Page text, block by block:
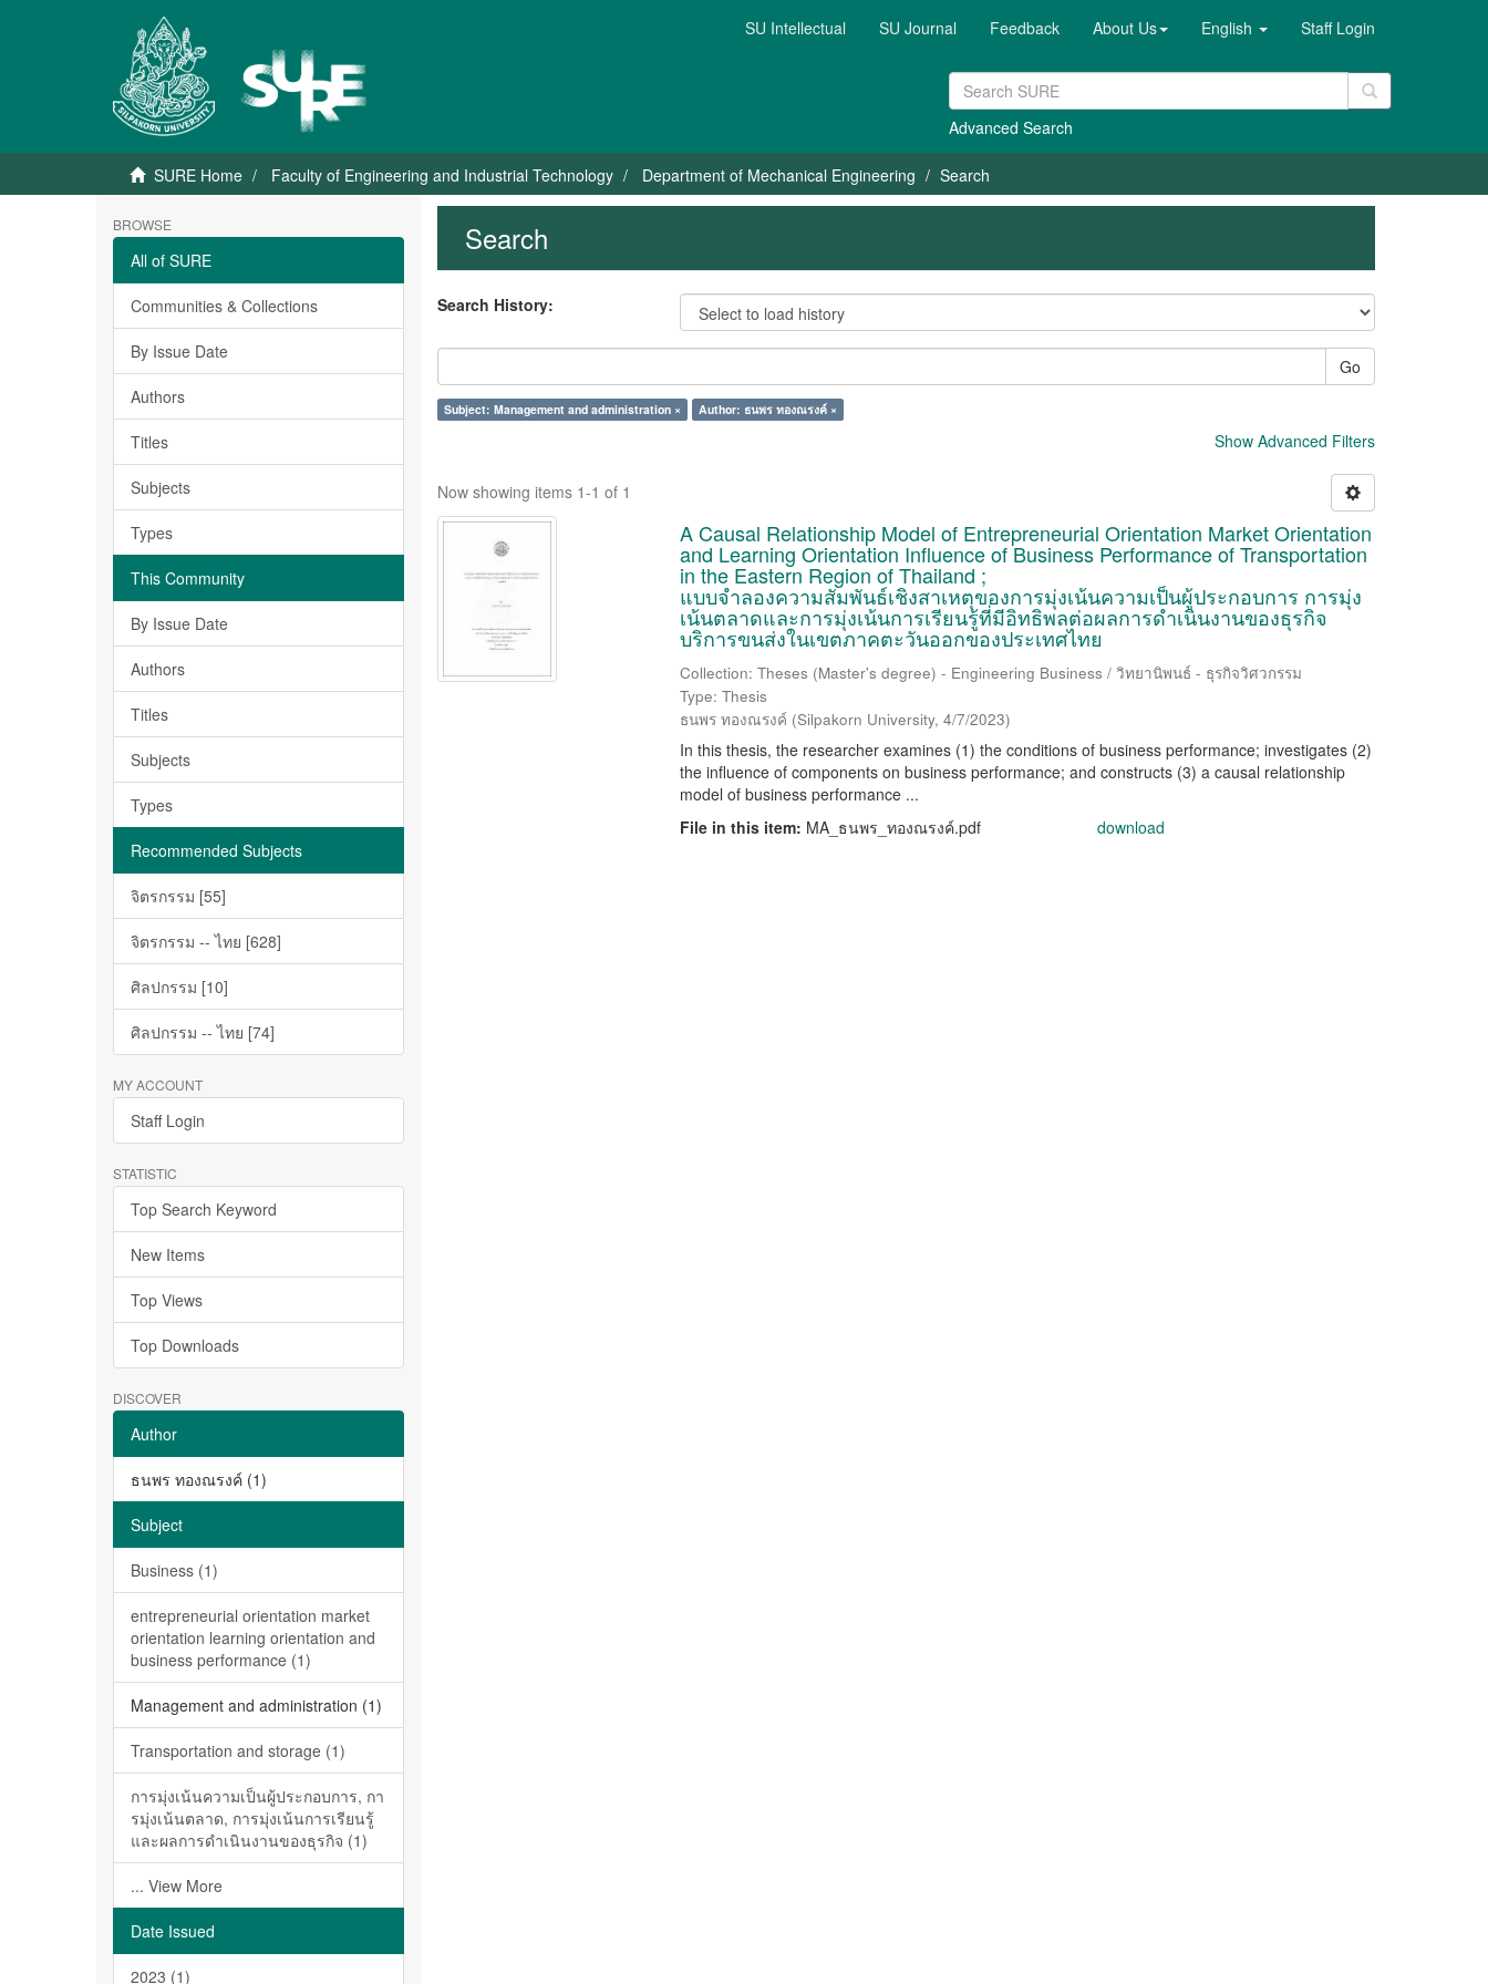
SU Intellectual SU Journal Feedback About Us English Staff Login
Advanced Search
SURE Home Faculty of Engineering and Industrial Technology Department of Mechanical Engineering Search
BROWSE
All of SURE
Communities & Collections
By Issue Date
Authors
Titles
Subjects
Types
This Community
By Issue Date
Authors
Titles
Subjects
Types
Recommended Subjects
จิตรกรรม [55]
จิตรกรรม -- ไทย [628]
ศิลปกรรม [10]
ศิลปกรรม -- ไทย [74]
MY ACCOUNT
Staff Login
STATISTIC
Top Search Keyword
New Items
Top Views
Top Downloads
DISCOVER
Author
ธนพร ทองณรงค์ (1)
Subject
Business (1)
entrepreneurial orientation market
orientation learning orientation and
business performance (1)
Management and administration (1)
Transportation and storage (1)
การมุ่งเน้นความเป็นผู้ประกอบการ, กา
รมุ่งเน้นตลาด, การมุ่งเน้นการเรียนรู้
และผลการดำเนินงานของธุรกิจ (1)
... View More
Date Issued
2023 (1)
Search
Search History:
Go
Subject: Management and administration × Author: ธนพร ทองณรงค์ ×
Show Advanced Filters
Now showing items 1-1 of 1
A Causal Relationship Model of Entrepreneurial Orientation Market Orientation
and Learning Orientation Influence of Business Performance of Transportation
in the Eastern Region of Thailand ;
แบบจำลองความสัมพันธ์เชิงสาเหตุของการมุ่งเน้นความเป็นผู้ประกอบการ การมุ่ง
เน้นตลาดและการมุ่งเน้นการเรียนรู้ที่มีอิทธิพลต่อผลการดำเนินงานของธุรกิจ
บริการขนส่งในเขตภาคตะวันออกของประเทศไทย
Collection: Theses (Master's degree) - Engineering Business / วิทยานิพนธ์ - ธุรกิจวิศวกรรม
Type: Thesis
ธนพร ทองณรงค์ (Silpakorn University, 4/7/2023)
In this thesis, the researcher examines (1) the conditions of business performance; investigates (2)
the influence of components on business performance; and constructs (3) a causal relationship
model of business performance ...
File in this item: MA_ธนพร_ทองณรงค์.pdf download